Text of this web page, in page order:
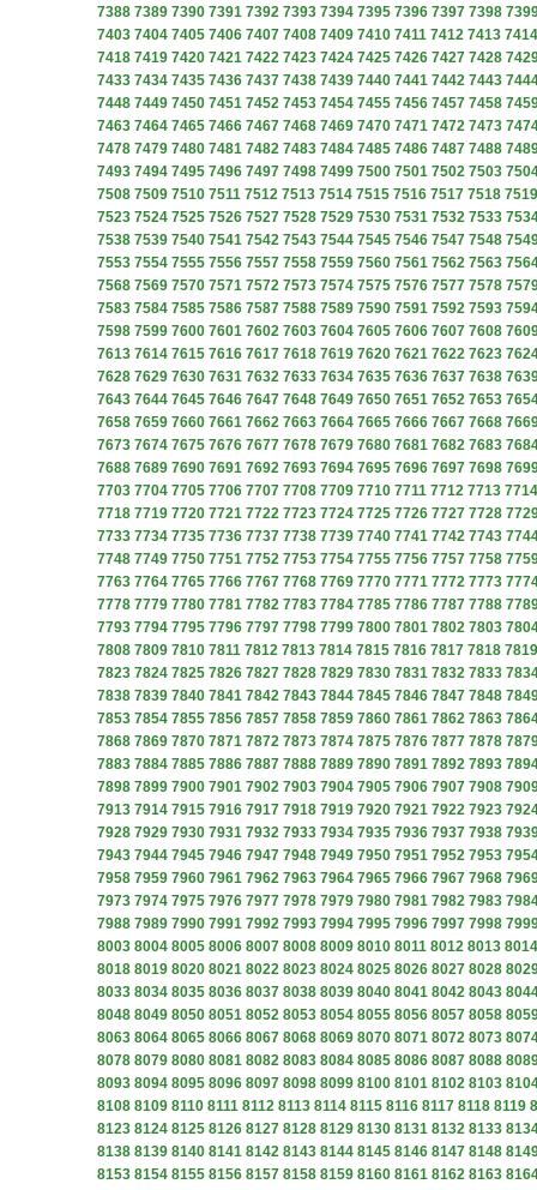
7388 7389 7390 7391 7392 7393 7394 7395 7396 7397 7398
7403 7404 7405 7406 7407 7408 7409 7410 7411 7412 7413 7414
7418 7419 7420 7421 7422 7423 7424 7425 7426 7427 7428
7433 7434 7435 7436 7437 7438 7439 7440 7441 7442 7443
7448 7449 7450 7451 7452 7453 7454 7455 7456 7457 7458
7463 7464 7465 7466 7467 7468 7469 7470 7471 7472 7473
7478 7479 7480 7481 7482 7483 7484 7485 7486 7487 7488
7493 7494 7495 7496 7497 7498 7499 7500 7501 7502 7503
7508 7509 7510 7511 7512 7513 7514 7515 7516 7517 7518 7519
7523 7524 7525 7526 7527 7528 7529 7530 7531 7532 7533
7538 7539 7540 7541 7542 7543 7544 7545 7546 7547 7548
7553 7554 7555 7556 7557 7558 7559 7560 7561 7562 7563
7568 7569 7570 7571 7572 7573 7574 7575 7576 7577 7578
7583 7584 7585 7586 7587 7588 7589 7590 7591 7592 7593
7598 7599 7600 7601 7602 7603 7604 7605 7606 7607 7608
7613 7614 7615 7616 7617 7618 7619 7620 7621 7622 7623
7628 7629 7630 7631 7632 7633 7634 7635 7636 7637 7638
7643 7644 7645 7646 7647 7648 7649 7650 7651 7652 7653
7658 7659 7660 7661 7662 7663 7664 7665 7666 7667 7668
7673 7674 7675 7676 7677 7678 7679 7680 7681 7682 7683
7688 7689 7690 7691 7692 7693 7694 7695 7696 7697 7698
7703 7704 7705 7706 7707 7708 7709 7710 7711 7712 7713 7714
7718 7719 7720 7721 7722 7723 7724 7725 7726 7727 7728
7733 7734 7735 7736 7737 7738 7739 7740 7741 7742 7743
7748 7749 7750 7751 7752 7753 7754 7755 7756 7757 7758
7763 7764 7765 7766 7767 7768 7769 7770 7771 7772 7773
7778 7779 7780 7781 7782 7783 7784 7785 7786 7787 7788
7793 7794 7795 7796 7797 7798 7799 7800 7801 7802 7803
7808 7809 7810 7811 7812 7813 7814 7815 7816 7817 7818 7819
7823 7824 7825 7826 7827 7828 7829 7830 7831 7832 7833
7838 7839 7840 7841 7842 7843 7844 7845 7846 7847 7848
7853 7854 7855 7856 7857 7858 7859 7860 7861 7862 7863
7868 7869 7870 7871 7872 7873 7874 7875 7876 7877 7878
7883 7884 7885 7886 7887 7888 7889 7890 7891 7892 7893
7898 7899 7900 7901 7902 7903 7904 7905 7906 7907 7908
7913 7914 7915 7916 7917 7918 7919 7920 7921 7922 7923
7928 7929 7930 7931 7932 7933 7934 7935 7936 7937 7938
7943 7944 7945 7946 7947 7948 7949 7950 7951 7952 7953
7958 7959 7960 7961 7962 7963 7964 7965 7966 7967 7968
7973 7974 7975 7976 7977 7978 7979 7980 7981 7982 7983
7988 7989 7990 7991 7992 7993 7994 7995 7996 7997 7998
8003 8004 8005 8006 8007 8008 8009 8010 8011 8012 8013 8014
8018 8019 8020 8021 8022 8023 8024 8025 8026 8027 8028
8033 8034 8035 8036 8037 8038 8039 8040 8041 8042 8043
8048 8049 8050 8051 8052 8053 8054 8055 8056 8057 8058
8063 8064 8065 8066 8067 8068 8069 8070 8071 8072 8073
8078 8079 8080 8081 8082 8083 8084 8085 8086 8087 8088
8093 8094 8095 8096 8097 8098 8099 8100 8101 8102 8103
8108 8109 8110 8111 8112 8113 8114 8115 8116 8117 8118 8119
8123 8124 8125 8126 8127 8128 8129 8130 8131 8132 8133
8138 8139 8140 8141 8142 8143 8144 8145 8146 8147 8148
8153 8154 8155 8156 8157 8158 8159 8160 8161 8162 8163